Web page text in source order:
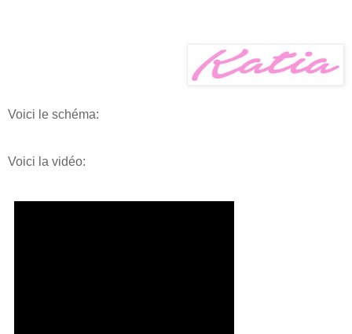
Voici le schéma:
Voici la vidéo: